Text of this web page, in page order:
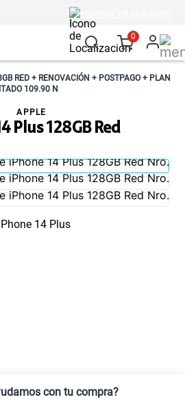
0
RED + RENOVACIÓN + POSTPAGO + PLAN
109.90 N
Plus 128GB Red
APPLE
con tu compra?